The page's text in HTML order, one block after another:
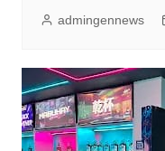
admingennews